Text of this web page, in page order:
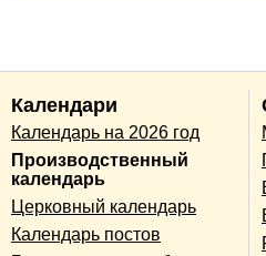
Календари
Календарь на 2026 год
Производственный
календарь
Церковный календарь
Календарь постов